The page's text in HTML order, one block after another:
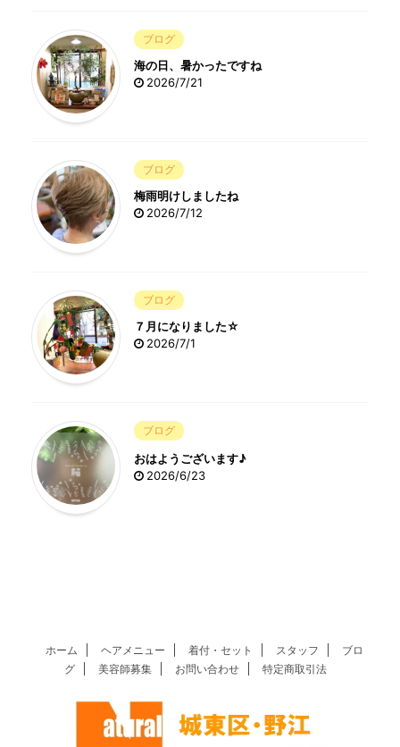
ブログ
海の日、暑かったですね
2026/7/21
ブログ
梅雨明けしましたね
2026/7/12
ブログ
７月になりました☆
2026/7/1
ブログ
おはようございます♪
2026/6/23
ホーム ヘアメニュー 着付・セット スタッフ
ブロ
グ
美容師募集 お問い合わせ 特定商取引法